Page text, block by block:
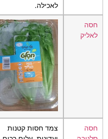
לאכילה.
חסה
לאליק
חסה
צמד חסות קטנות